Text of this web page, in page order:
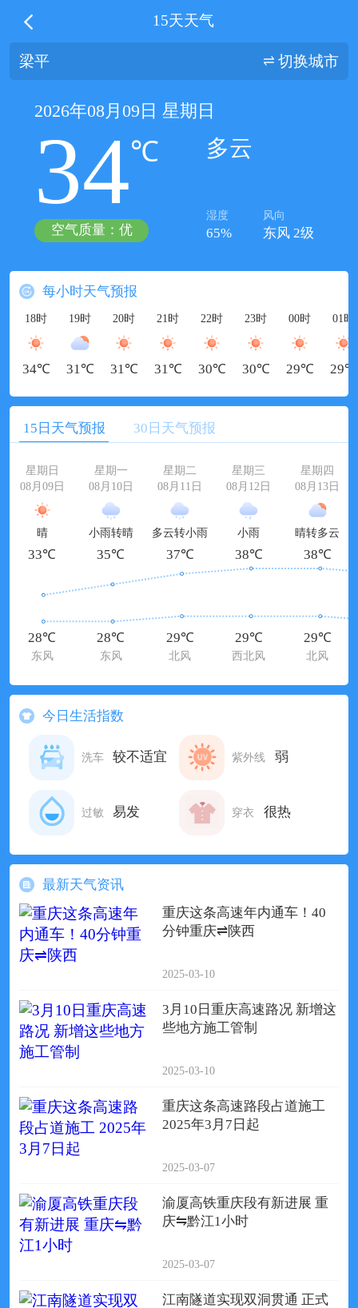
15天天气
梁平 切换城市
2026年08月09日 星期日
34℃
空气质量：优
多云
湿度
65%
风向
东风 2级
每小时天气预报
18时
34℃
19时
31℃
20时
31℃
21时
31℃
22时
30℃
23时
30℃
00时
29℃
01时
29℃
15日天气预报 30日天气预报
星期日
08月09日
晴
33℃
28℃
东风
星期一
08月10日
小雨转晴
35℃
28℃
东风
星期二
08月11日
多云转小雨
37℃
29℃
北风
星期三
08月12日
小雨
38℃
29℃
西北风
星期四
08月13日
晴转多云
38℃
29℃
北风
今日生活指数
洗车 较不适宜 紫外线 弱
过敏 易发 穿衣 很热
最新天气资讯
重庆这条高速年内通车！40
分钟重庆⇌陕西
2025-03-10
3月10日重庆高速路况 新增这
些地方施工管制
2025-03-10
重庆这条高速路段占道施工
2025年3月7日起
2025-03-07
渝厦高铁重庆段有新进展 重
庆⇋黔江1小时
2025-03-07
江南隧道实现双洞贯通 正式